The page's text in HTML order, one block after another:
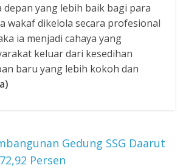
depan yang lebih baik bagi para
wakaf dikelola secara profesional
ia menjadi cahaya yang
keluar dari kesedihan
baru yang lebih kokoh dan
Gedung SSG Daarut
Persen